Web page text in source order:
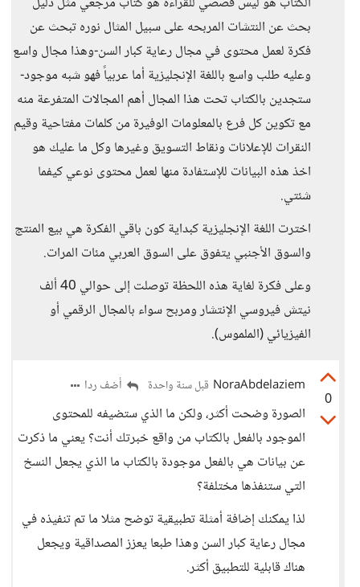
بحث عن النتشات المربحه على سبيل المثال نوره تبحث عن
فكرة لعمل محتوى في مجال رعاية كبار السن-وهذا مجال واسع
وعليه طلب واسع باللغة الإنجليزية أما عربياً فهو شبه موجود-
ستجدين بالكتاب تحت هذا المجال أهم المجالات المتفرعة منه
مع تكوين كل فرع بالمعلومات الوفيرة من كلمات مفتاحية وقيم
النقرات للإعلانات ونقاط التسويق وغيرها وكل ما عليك هو
اخذ هذه البيانات للإستفادة منها لعمل محتوى نوعي كيفما
شئتي.
اخترت اللغة الإنجليزية كبداية كون باقي الفكرة هي بيع المنتج
والسوق الأجنبي يتفوق على السوق العربي مئات المرات.
وعلى فكرة لغاية هذه اللحظة توصلت إلى حوالي 40 ألف
نيتش فيروسي الإنتشار ومربح سواء بالمجال الرقمي أو
الفيزيائي (الملموس).
0
NoraAbdelaziem قبل سنة واحدة أضف ردا
الصورة وضحت أكثر، ولكن ما الذي ستضيفه للمحتوى
الموجود بالفعل بالكتاب من واقع خبرتك أنت؟ يعني ما ذكرت
عن بيانات هي بالفعل موجودة بالكتاب ما الذي يجعل النسخ
التي ستنفذها مختلفة؟
لذا يمكنك إضافة أمثلة تطبيقية توضح مثلا ما تم تنفيذه في
مجال رعاية كبار السن وهذا طبعا يعزز المصداقية ويجعل
هناك قابلية للتطبيق أكثر.